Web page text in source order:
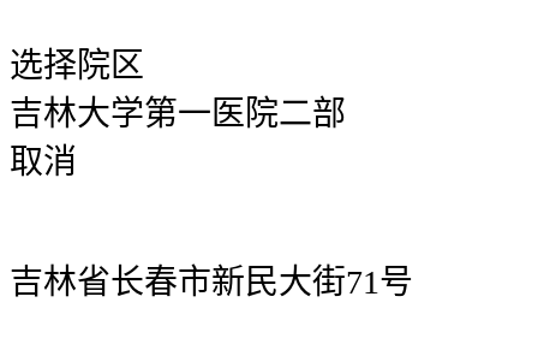
选择院区
吉林大学第一医院二部
取消
吉林省长春市新民大街71号